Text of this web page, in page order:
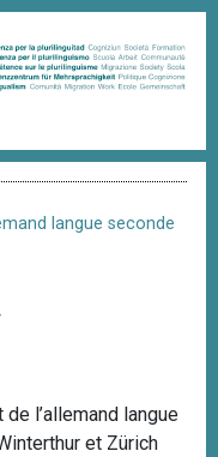
langue seconde
l’allemand langue
et Zürich